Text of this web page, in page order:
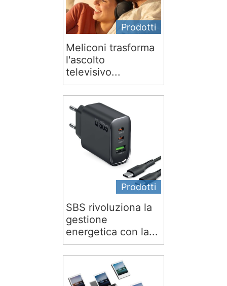
Prodotti
Meliconi trasforma
l'ascolto
televisivo...
Prodotti
SBS rivoluziona la
gestione
energetica con la...